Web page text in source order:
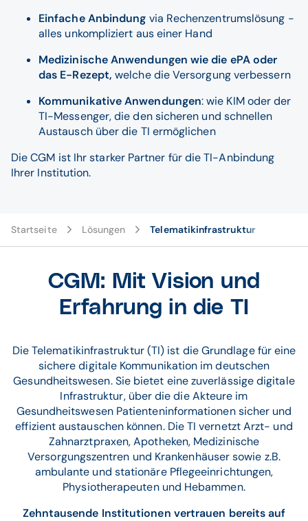
Einfache Anbindung via Rechenzentrumslösung -
alles unkompliziert aus einer Hand
Medizinische Anwendungen wie die ePA oder
das E-Rezept, welche die Versorgung verbessern
Kommunikative Anwendungen: wie KIM oder der
TI-Messenger, die den sicheren und schnellen
Austausch über die TI ermöglichen
Die CGM ist Ihr starker Partner für die TI-Anbindung
Ihrer Institution.
Startseite Lösungen Telematikinfrastruktur
CGM: Mit Vision und
Erfahrung in die TI
Die Telematikinfrastruktur (TI) ist die Grundlage für eine
sichere digitale Kommunikation im deutschen
Gesundheitswesen. Sie bietet eine zuverlässige digitale
Infrastruktur, über die die Akteure im
Gesundheitswesen Patienteninformationen sicher und
effizient austauschen können. Die TI vernetzt Arzt- und
Zahnarztpraxen, Apotheken, Medizinische
Versorgungszentren und Krankenhäuser sowie z.B.
ambulante und stationäre Pflegeeinrichtungen,
Physiotherapeuten und Hebammen.
Zehntausende Institutionen vertrauen bereits auf